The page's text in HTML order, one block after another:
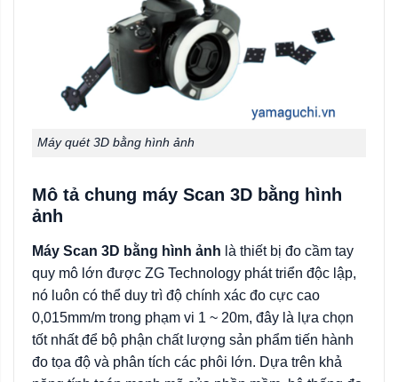
Máy quét 3D bằng hình ảnh
Mô tả chung máy Scan 3D bằng hình
ảnh
Máy Scan 3D bằng hình ảnh là thiết bị đo cầm tay
quy mô lớn được ZG Technology phát triển độc lập,
nó luôn có thể duy trì độ chính xác đo cực cao
0,015mm/m trong phạm vi 1 ~ 20m, đây là lựa chọn
tốt nhất để bộ phận chất lượng sản phẩm tiến hành
đo tọa độ và phân tích các phôi lớn. Dựa trên khả